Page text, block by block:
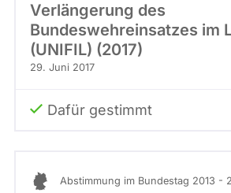
Verlängerung des
Bundeswehreinsatzes im
(UNIFIL) (2017)
29. Juni 2017
Dafür gestimmt
Abstimmung im Bundestag 2013 -